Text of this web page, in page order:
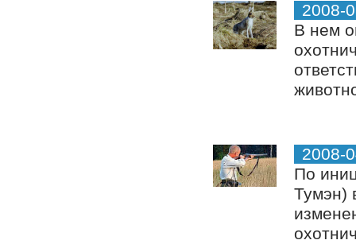
2008-
В нем
2008-
По
Тумэн)